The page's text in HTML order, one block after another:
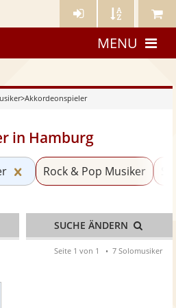
Künstler- Künstler Meine
MENU
>Akkordeonspieler
in Hamburg
Kategorie
Rock & Pop Musiker
SUCHE ÄNDERN
Seite 1 von 1 7 Solomusiker